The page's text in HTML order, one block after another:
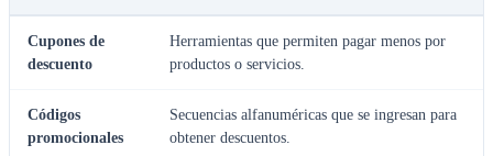
Cupones de
descuento
Herramientas que permiten pagar menos por
productos o servicios.
Códigos
promocionales
Secuencias alfanuméricas que se ingresan para
obtener descuentos.